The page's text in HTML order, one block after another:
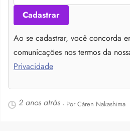
Cadastrar
Ao se cadastrar, você concorda
comunicações nos termos da
Privacidade
2 anos atrás - Por Cáren Nakashima